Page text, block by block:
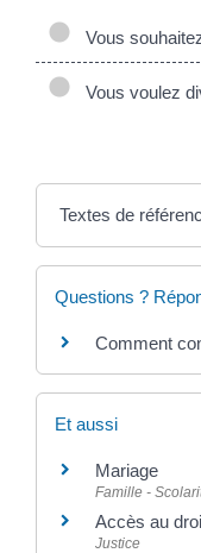
Vous
Vous voulez
Textes de
Questions ?
Comment
Et aussi
Mariage
Famille -
Accès au
Justice